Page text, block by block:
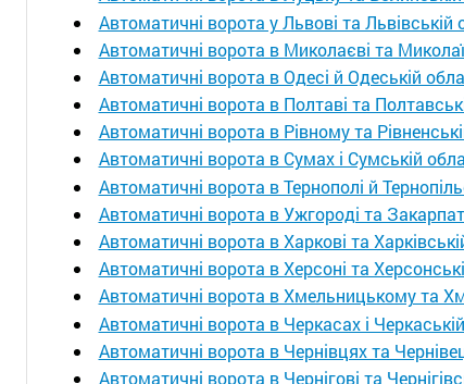
Автоматичні ворота у Львові та Львівській
Автоматичні ворота в Миколаєві та
Автоматичні ворота в Одесі й Одеській
Автоматичні ворота в Полтаві та
Автоматичні ворота в Рівному та
Автоматичні ворота в Сумах і Сумській
Автоматичні ворота в Тернополі й
Автоматичні ворота в Ужгороді та
Автоматичні ворота в Харкові та
Автоматичні ворота в Херсоні та
Автоматичні ворота в Хмельницькому та
Автоматичні ворота в Черкасах і
Автоматичні ворота в Чернівцях та
Автоматичні ворота в Чернігові та